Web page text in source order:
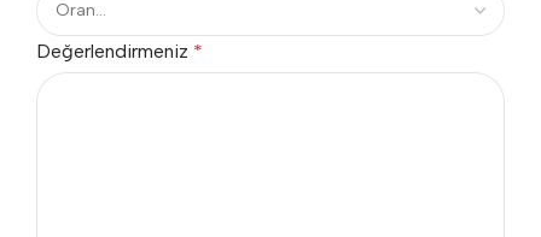
Değerlendirmeniz *